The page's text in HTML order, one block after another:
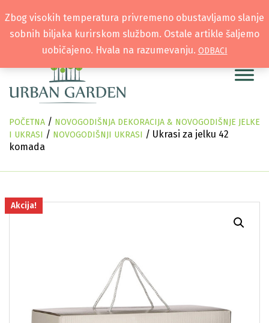
POČETNA / NOVOGODIŠNJA DEKORACIJA & NOVOGODIŠNJE JELKE
I UKRASI / NOVOGODIŠNJI UKRASI / Ukrasi za jelku 42
komada
Akcija!
Zbog visokih temperatura privremeno obustavljamo slanje
sobnih biljaka kurirskom službom. Ostale artikle šaljemo
uobičajeno. Hvala na razumevanju. ODBACI